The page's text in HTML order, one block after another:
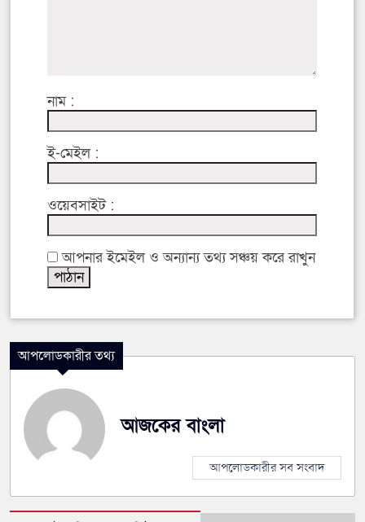
নাম :
ই-মেইল :
ওয়েবসাইট :
আপনার ইমেইল ও অন্যান্য তথ্য সঞ্চয় করে রাখুন
আপলোডকারীর তথ্য
আজকের বাংলা
আপলোডকারীর সব সংবাদ